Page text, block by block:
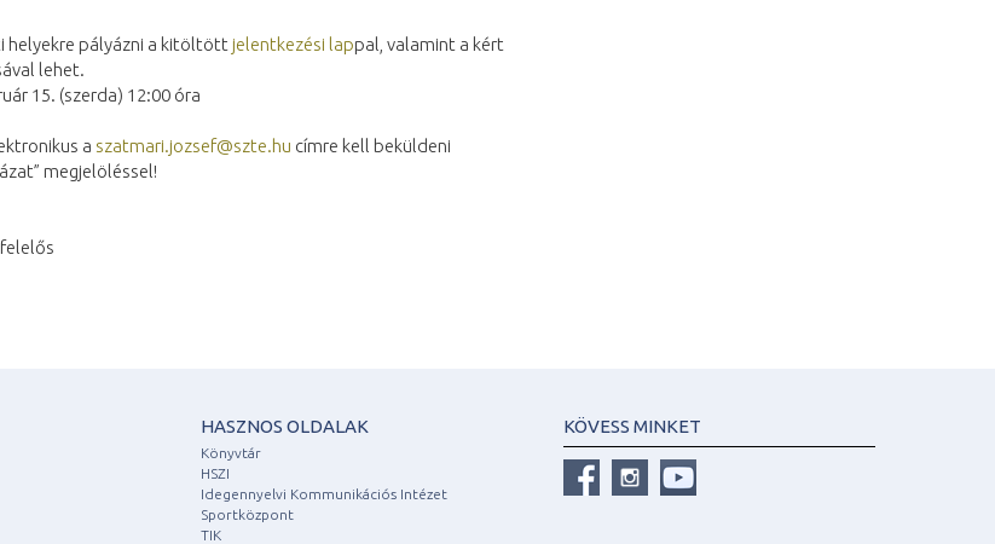
helyekre pályázni a kitöltött jelentkezési lappal, valamint a kért
lehet.
15. (szerda) 12:00 óra
a szatmari.jozsef@szte.hu címre kell beküldeni
megjelöléssel!
HASZNOS OLDALAK
Könyvtár
HSZI
Idegennyelvi Kommunikációs Intézet
Sportközpont
TIK
KÖVESS MINKET